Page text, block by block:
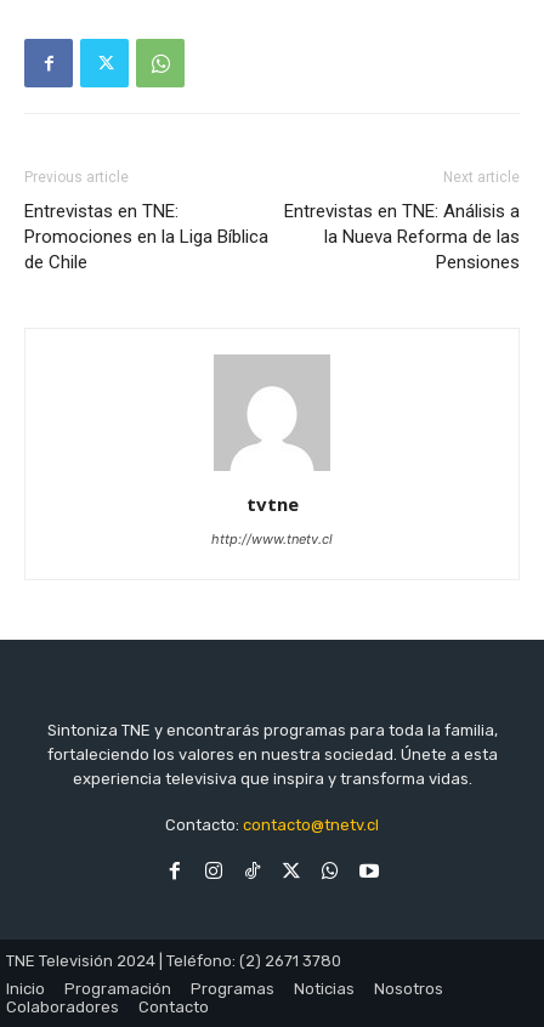
Previous article
Entrevistas en TNE:
Promociones en la Liga Bíblica
de Chile
Next article
Entrevistas en TNE: Análisis a
la Nueva Reforma de las
Pensiones
tvtne
http://www.tnetv.cl
Sintoniza TNE y encontrarás programas para toda la familia,
fortaleciendo los valores en nuestra sociedad. Únete a esta
experiencia televisiva que inspira y transforma vidas.
Contacto: contacto@tnetv.cl
TNE Televisión 2024 | Teléfono: (2) 2671 3780
Inicio
Programación Programas Noticias
Nosotros
Colaboradores
Contacto